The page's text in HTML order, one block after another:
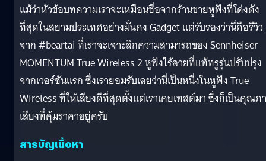
แม้ว่าหัวข้อบทความเราจะเหมือนชื่อจากร้านขายหูฟังที่โด่งดัง
ที่สุดในสยามประเทศอย่างมั่นคง Gadget แต่รับรองว่านี่คือรีวิว
จาก #beartai ที่เราจะเจาะลึกความสามารถของ Sennheiser
MOMENTUM True Wireless 2 หูฟังไร้สายที่แท้ทรูรุ่นปรับปรุง
จากเวอร์ชันแรก ซึ่งเรายอมรับเลยว่านี่เป็นหนึ่งในหูฟัง True
Wireless ที่ให้เสียงดีที่สุดตั้งแต่เราเคยเทสต์มา ซึ่งก็เป็นคุณภ
เสียงที่คุ้มราคาอยู่ครับ
สารบัญเนื้อหา